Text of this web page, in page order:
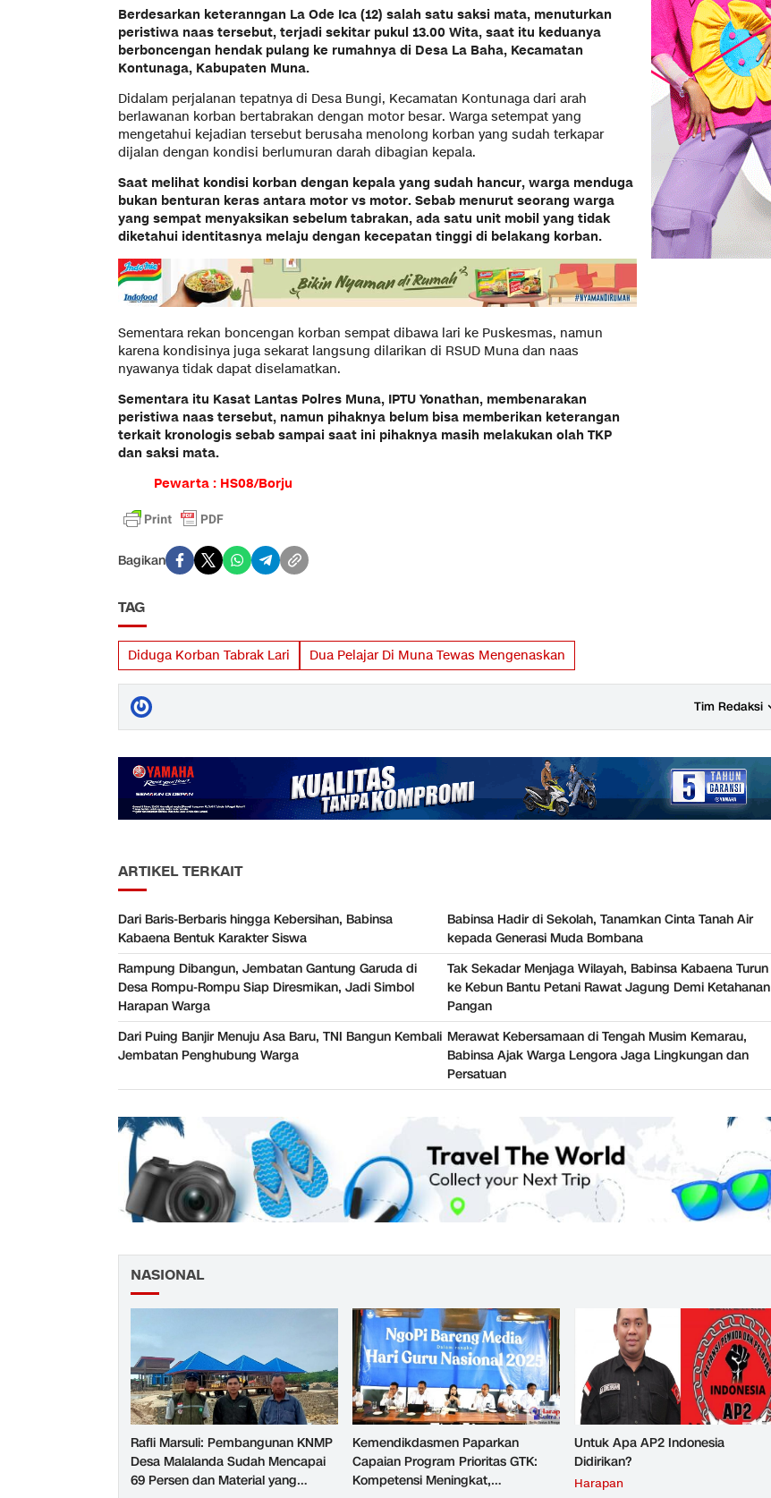
Berdesarkan keteranngan La Ode Ica (12) salah satu saksi mata, menuturkan
peristiwa naas tersebut, terjadi sekitar pukul 13.00 Wita, saat itu keduanya
berboncengan hendak pulang ke rumahnya di Desa La Baha, Kecamatan
Kontunaga, Kabupaten Muna.
Didalam perjalanan tepatnya di Desa Bungi, Kecamatan Kontunaga dari arah
berlawanan korban bertabrakan dengan motor besar. Warga setempat yang
mengetahui kejadian tersebut berusaha menolong korban yang sudah terkapar
dijalan dengan kondisi berlumuran darah dibagian kepala.
Saat melihat kondisi korban dengan kepala yang sudah hancur, warga menduga
bukan benturan keras antara motor vs motor. Sebab menurut seorang warga
yang sempat menyaksikan sebelum tabrakan, ada satu unit mobil yang tidak
diketahui identitasnya melaju dengan kecepatan tinggi di belakang korban.
Sementara rekan boncengan korban sempat dibawa lari ke Puskesmas, namun
karena kondisinya juga sekarat langsung dilarikan di RSUD Muna dan naas
nyawanya tidak dapat diselamatkan.
Sementara itu Kasat Lantas Polres Muna, IPTU Yonathan, membenarakan
peristiwa naas tersebut, namun pihaknya belum bisa memberikan keterangan
terkait kronologis sebab sampai saat ini pihaknya masih melakukan olah TKP
dan saksi mata.
Pewarta : HS08/Borju
Bagikan
TAG
Diduga Korban Tabrak Lari Dua Pelajar Di Muna Tewas Mengenaskan
Tim Redaksi
ARTIKEL TERKAIT
Dari Baris-Berbaris hingga Kebersihan, Babinsa
Kabaena Bentuk Karakter Siswa
Babinsa Hadir di Sekolah, Tanamkan Cinta Tanah Air
kepada Generasi Muda Bombana
Rampung Dibangun, Jembatan Gantung Garuda di
Desa Rompu-Rompu Siap Diresmikan, Jadi Simbol
Harapan Warga
Tak Sekadar Menjaga Wilayah, Babinsa Kabaena Turun
ke Kebun Bantu Petani Rawat Jagung Demi Ketahanan
Pangan
Dari Puing Banjir Menuju Asa Baru, TNI Bangun Kembali
Jembatan Penghubung Warga
Merawat Kebersamaan di Tengah Musim Kemarau,
Babinsa Ajak Warga Lengora Jaga Lingkungan dan
Persatuan
NASIONAL
Rafli Marsuli: Pembangunan KNMP
Desa Malalanda Sudah Mencapai
69 Persen dan Material yang
Kemendikdasmen Paparkan
Capaian Program Prioritas GTK:
Kompetensi Meningkat,
Untuk Apa AP2 Indonesia
Didirikan?
Harapan